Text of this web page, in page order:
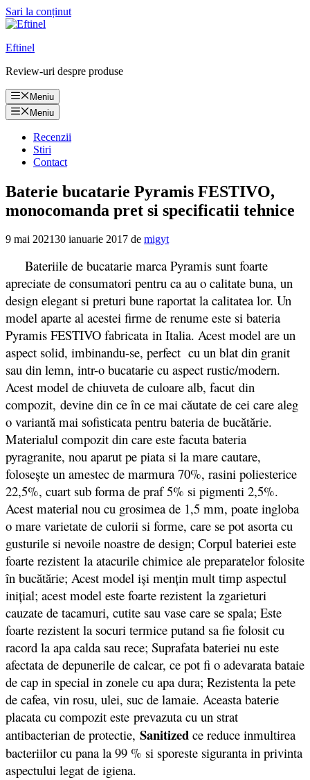
Sari la conținut
Eftinel
Review-uri despre produse
Meniu
Meniu
Recenzii
Stiri
Contact
Baterie bucatarie Pyramis FESTIVO,
monocomanda pret si specificatii tehnice
9 mai 202130 ianuarie 2017 de migyt
Bateriile de bucatarie marca Pyramis sunt foarte
apreciate de consumatori pentru ca au o calitate buna, un
design elegant si preturi bune raportat la calitatea lor. Un
model aparte al acestei firme de renume este si bateria
Pyramis FESTIVO fabricata in Italia. Acest model are un
aspect solid, imbinandu-se, perfect cu un blat din granit
sau din lemn, intr-o bucatarie cu aspect rustic/modern.
Acest model de chiuveta de culoare alb, facut din
compozit, devine din ce în ce mai căutate de cei care aleg
o variantă mai sofisticata pentru bateria de bucătărie.
Materialul compozit din care este facuta bateria
pyragranite, nou aparut pe piata si la mare cautare,
folosește un amestec de marmura 70%, rasini poliesterice
22,5%, cuart sub forma de praf 5% si pigmenti 2,5%.
Acest material nou cu grosimea de 1,5 mm, poate ingloba
o mare varietate de culorii si forme, care se pot asorta cu
gusturile si nevoile noastre de design; Corpul bateriei este
foarte rezistent la atacurile chimice ale preparatelor folosite
în bucătărie; Acest model iși mențin mult timp aspectul
inițial; acest model este foarte rezistent la zgarieturi
cauzate de tacamuri, cutite sau vase care se spala; Este
foarte rezistent la socuri termice putand sa fie folosit cu
racord la apa calda sau rece; Suprafata bateriei nu este
afectata de depunerile de calcar, ce pot fi o adevarata bataie
de cap in special in zonele cu apa dura; Rezistenta la pete
de cafea, vin rosu, ulei, suc de lamaie. Aceasta baterie
placata cu compozit este prevazuta cu un strat
antibacterian de protectie, Sanitized ce reduce inmultirea
bacteriilor cu pana la 99 % si sporeste siguranta in privinta
aspectului legat de igiena.